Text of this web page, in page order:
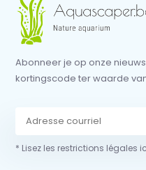
Abonneer je op onze
kortingscode ter waarde
* Lisez les restrictions légales